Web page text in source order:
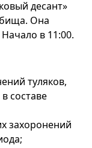
десант»
Она
Начало в 11:00.
туляков,
составе
захоронений